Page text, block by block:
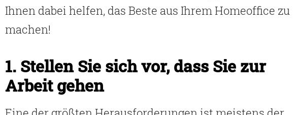
Ihnen dabei helfen, das Beste aus Ihrem Homeoffice zu
machen!
1. Stellen Sie sich vor, dass Sie zur
Arbeit gehen